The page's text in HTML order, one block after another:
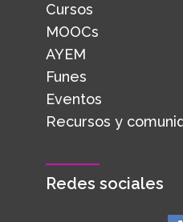
Cursos
MOOCs
AYEM
Funes
Eventos
Recursos y
Redes sociales